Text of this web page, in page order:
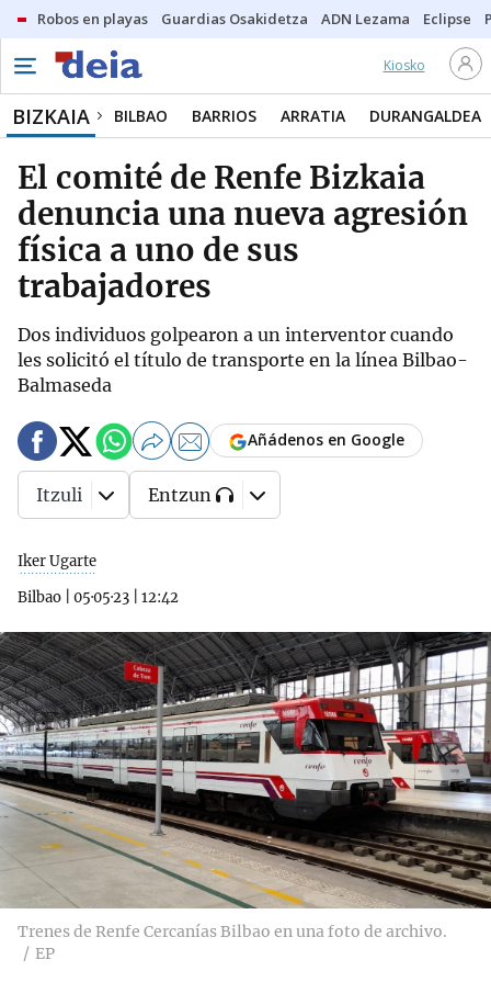
Robos en playas Guardias Osakidetza ADN Lezama Eclipse
Kiosko
BIZKAIA BILBAO BARRIOS ARRATIA DURANGALDEA
El comité de Renfe Bizkaia
denuncia una nueva agresión
física a uno de sus
trabajadores
Dos individuos golpearon a un interventor cuando
les solicitó el título de transporte en la línea Bilbao-
Balmaseda
Iker Ugarte
Bilbao
05·05·23 12:42
Añádenos en Google
Itzuli Entzun
Trenes de Renfe Cercanías Bilbao en una foto de archivo.
EP